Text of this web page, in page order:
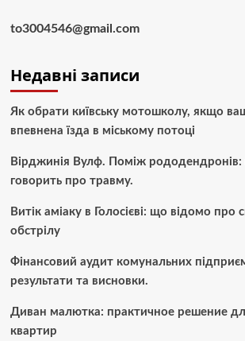
to3004546@gmail.com
Недавні записи
Як обрати київську мотошколу, якщо
впевнена їзда в міському потоці
Вірджинія Вулф. Поміж рододендронів:
говорить про травму.
Витік аміаку в Голосієві: що відомо про
обстрілу
Фінансовий аудит комунальних
результати та висновки.
Диван малютка: практичное решение
квартир